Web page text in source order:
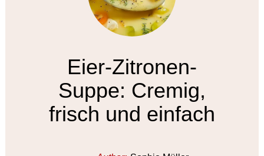
Eier-Zitronen-
Suppe: Cremig,
frisch und einfach